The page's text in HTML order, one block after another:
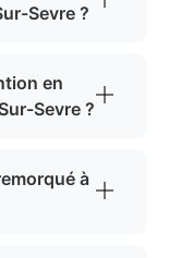
Sevre ?
en
Sevre ?
à